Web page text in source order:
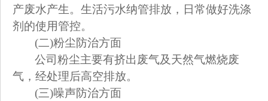
产废水产生。生活污水纳管排放，日常做好洗涤
剂的使用管控。
(二)粉尘防治方面
公司粉尘主要有挤出废气及天然气燃烧废
气，经处理后高空排放。
(三)噪声防治方面